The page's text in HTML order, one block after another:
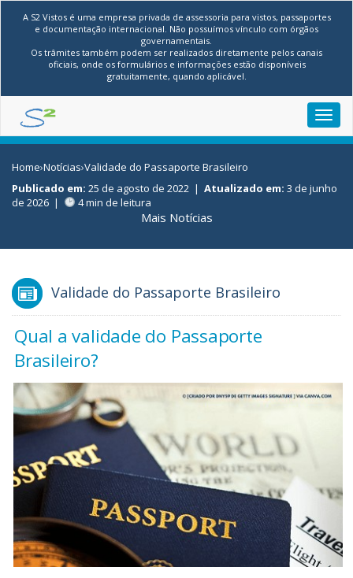
A S2 Vistos é uma empresa privada de assessoria para vistos, passaportes
e documentação internacional. Não possuímos vínculo com órgãos
governamentais.
Os trâmites também podem ser realizados diretamente pelos canais
oficiais, onde os formulários e informações estão disponíveis
gratuitamente, quando aplicável.
Home›Notícias›Validade do Passaporte Brasileiro
Publicado em: 25 de agosto de 2022 | Atualizado em: 3 de junho
de 2026 | 4 min de leitura
Mais Notícias
Validade do Passaporte Brasileiro
Qual a validade do Passaporte
Brasileiro?